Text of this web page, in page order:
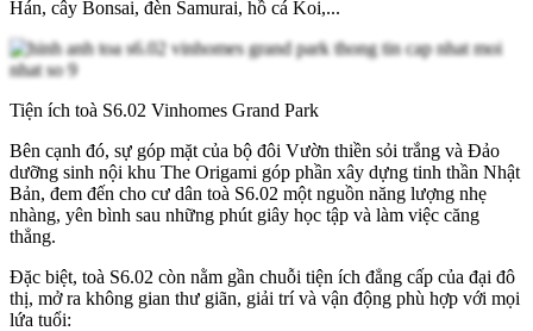
Hán, cây Bonsai, đèn Samurai, hồ cá Koi,...
Tiện ích toà S6.02 Vinhomes Grand Park
Bên cạnh đó, sự góp mặt của bộ đôi Vườn thiền sỏi trắng và Đảo
dưỡng sinh nội khu The Origami góp phần xây dựng tinh thần Nhật
Bản, đem đến cho cư dân toà S6.02 một nguồn năng lượng nhẹ
nhàng, yên bình sau những phút giây học tập và làm việc căng
thẳng.
Đặc biệt, toà S6.02 còn nằm gần chuỗi tiện ích đẳng cấp của đại đô
thị, mở ra không gian thư giãn, giải trí và vận động phù hợp với mọi
lứa tuổi: